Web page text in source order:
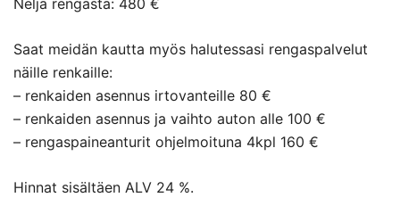
Neljä rengasta: 480 €
Saat meidän kautta myös halutessasi rengaspalvelut
näille renkaille:
– renkaiden asennus irtovanteille 80 €
– renkaiden asennus ja vaihto auton alle 100 €
– rengaspaineanturit ohjelmoituna 4kpl 160 €
Hinnat sisältäen ALV 24 %.